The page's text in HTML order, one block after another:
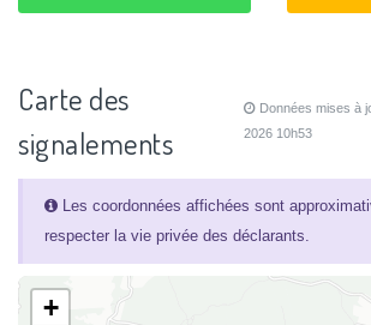
Carte des
signalements
Données mises à
2026 10h53
Les coordonnées affichées sont
respecter la vie privée des déclarants.
+